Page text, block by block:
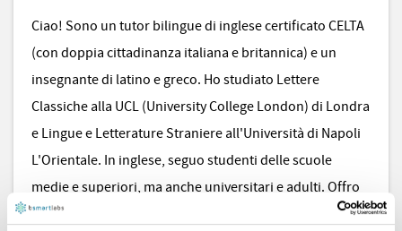
Ciao! Sono un tutor bilingue di inglese certificato CELTA
(con doppia cittadinanza italiana e britannica) e un
insegnante di latino e greco. Ho studiato Lettere
Classiche alla UCL (University College London) di Londra
e Lingue e Letterature Straniere all'Università di Napoli
L'Orientale. In inglese, seguo studenti delle scuole
medie e superiori, ma anche universitari e adulti. Offro
lezioni a qualsiasi livello linguistico, da principianti ad